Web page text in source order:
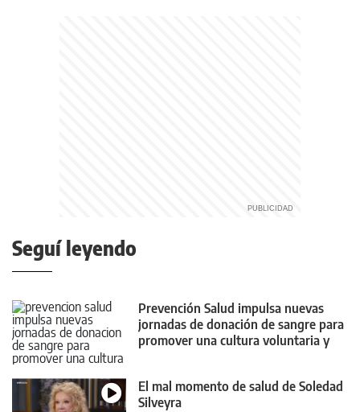
Seguí leyendo
Prevención Salud impulsa nuevas
jornadas de donación de sangre para
promover una cultura voluntaria y
El mal momento de salud de Soledad
Silveyra